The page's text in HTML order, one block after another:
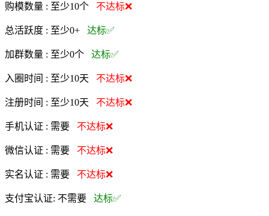
购模数量 : 至少10个 不达标❌
总活跃度 : 至少0+ 达标✅
加群数量 : 至少0个 达标✅
入圈时间 : 至少10天 不达标❌
注册时间 : 至少10天 不达标❌
手机认证 : 需要 不达标❌
微信认证 : 需要 不达标❌
实名认证 : 需要 不达标❌
支付宝认证: 不需要 达标✅